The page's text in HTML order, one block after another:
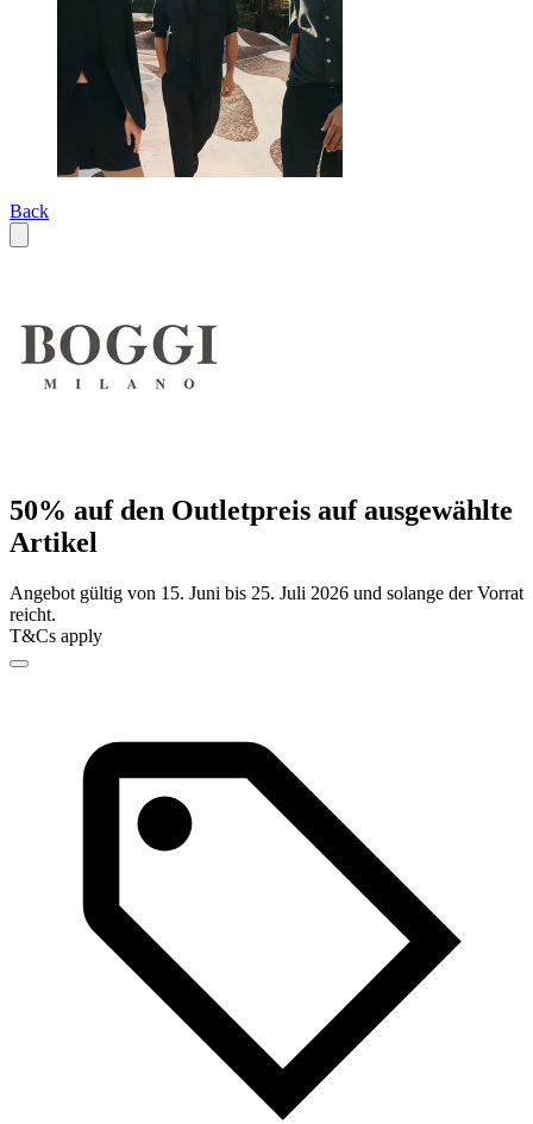
Back
50% auf den Outletpreis auf ausgewählte
Artikel
Angebot gültig von 15. Juni bis 25. Juli 2026 und solange der Vorrat
reicht.
T&Cs apply